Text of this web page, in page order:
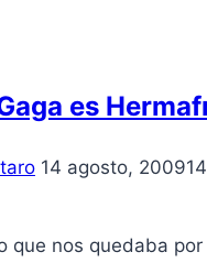
es
14 agosto, 2009
que nos quedaba por